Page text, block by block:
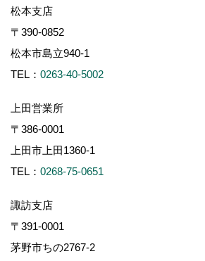
松本支店
〒390-0852
松本市島立940-1
TEL： 0263-40-5002
上田営業所
〒386-0001
上田市上田1360-1
TEL： 0268-75-0651
諏訪支店
〒391-0001
茅野市ちの2767-2